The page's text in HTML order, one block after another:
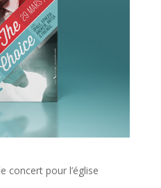
concert pour l’église